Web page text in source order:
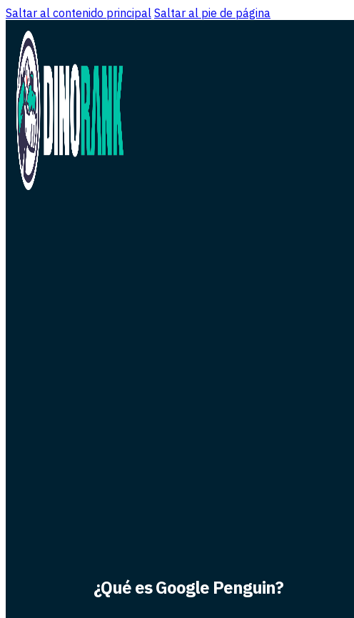
Saltar al contenido principal Saltar al pie de página
¿Qué es Google Penguin?